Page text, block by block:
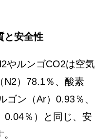
と安全性
やルンゴCO2は空気
N2）78.1％、酸素
ゴン（Ar）0.93％、
0.04％）と同じ、安